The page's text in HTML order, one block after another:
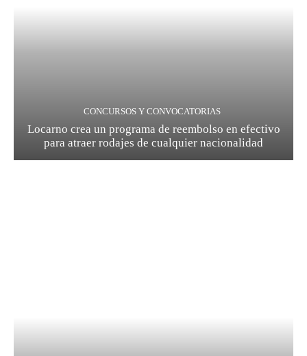
CONCURSOS Y CONVOCATORIAS
Locarno crea un programa de reembolso en efectivo
para atraer rodajes de cualquier nacionalidad